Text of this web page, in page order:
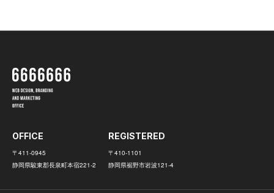
OFFICE
〒411-0945
静岡県駿東郡長泉町本宿221-2
REGISTERED
〒410-1101
静岡県裾野市岩波121-4